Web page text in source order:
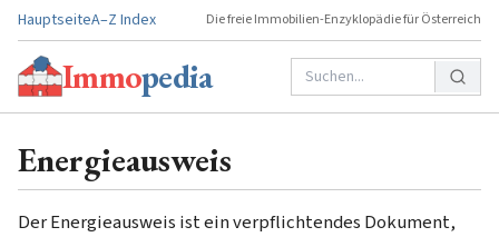
HauptseiteA–Z Index Die freie Immobilien-Enzyklopädie für Österreich
Immopedia
Energieausweis
Der Energieausweis ist ein verpflichtendes Dokument,